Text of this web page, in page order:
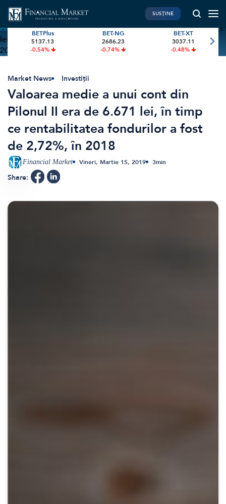
Home»Valoarea medie a unui cont din Pilonul II era de 6.671
lei, în timp ce rentabilitatea fondurilor a fost de 2,72%, în
2018
PIATA DE CAPITAL
Investiții
International
BVB Recap
Bursa
Acțiunea Zilei
Brokeri
FINANTE PERSONALE
Pensie & taxe
Credite
Asigurari
Artificial Intelligence
SUSȚINE
BETPlus
5137.13
-0.54%
BET-NG
2686.23
-0.74%
BET-XT
3037.11
-0.48%
Market News Investiții
Valoarea medie a unui cont din
Pilonul II era de 6.671 lei, în timp
ce rentabilitatea fondurilor a fost
de 2,72%, în 2018
Financial Market Vineri, Martie 15, 2019 3min
Share: